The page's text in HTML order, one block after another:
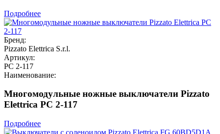
Подробнее
Бренд:
Pizzato Elettrica S.r.l.
Артикул:
PC 2-117
Наименование:
Многомодульные ножные выключатели Pizzato
Elettrica PC 2-117
Подробнее